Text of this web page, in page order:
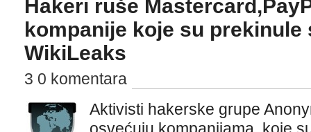
Hakeri ruše
kompanije koje su prekinule
WikiLeaks
3 0 komentara
Aktivisti hakerske grupe